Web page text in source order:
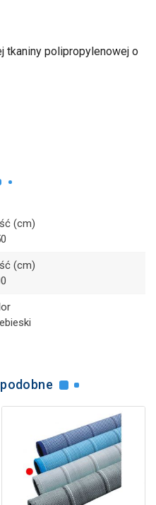
tkaniny polipropylenowej o
(cm)
(cm)